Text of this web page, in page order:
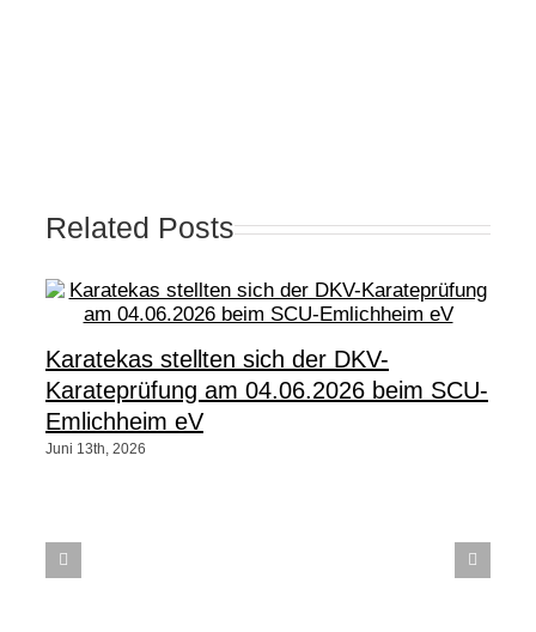
Related Posts
Karatekas stellten sich der DKV-
Karateprüfung am 04.06.2026 beim SCU-
Emlichheim eV
Juni 13th, 2026